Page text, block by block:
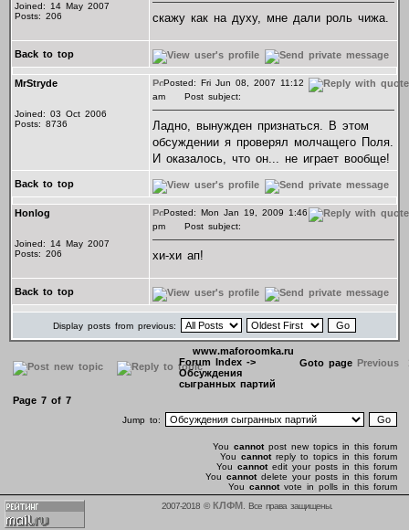
Joined: 14 May 2007
Posts: 206
скажу как на духу, мне дали роль чижа.
Back to top
MrStryde
Joined: 03 Oct 2006
Posts: 8736
Posted: Fri Jun 08, 2007 11:12
am
Post subject:
Ладно, вынужден признаться. В этом
обсуждении я проверял молчащего Поля.
И оказалось, что он... не играет вообще!
Back to top
Honlog
Joined: 14 May 2007
Posts: 206
Posted: Mon Jan 19, 2009 1:46
pm
Post subject:
хи-хи ап!
Back to top
Display posts from previous:
www.maforoomka.ru
Forum Index ->
Обсуждения
сыгранных партий
Goto page Previous
Page 7 of 7
Jump to:
You cannotpost new topics in this forum
You cannotreply to topics in this forum
You cannotedit your posts in this forum
You cannotdelete your posts in this forum
You cannotvote in polls in this forum
2007-2018 © КЛФМ . Все права защищены.